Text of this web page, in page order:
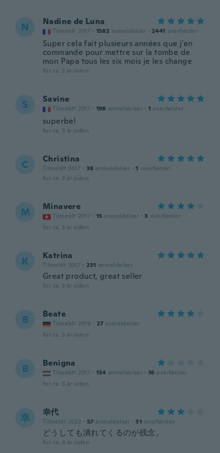
N Nadine de Luna
Tilmeldt 2017 · 1582 anmeldelser · 2441 overførsler
Super cela fait plusieurs années que j'en
commande pour mettre sur la tombe de
mon Papa tous les six mois je les change
for ca. 3 år siden
S Savine
Tilmeldt 2017 · 198 anmeldelser · 1 overførsler
superbe!
for ca. 3 år siden
C Christina
Tilmeldt 2017 · 38 anmeldelser · 1 overførsler
for ca. 3 år siden
M Minavere
Tilmeldt 2017 · 15 anmeldelser · 3 overførsler
for ca. 3 år siden
K Katrina
Tilmeldt 2017 · 231 anmeldelser
Great product, great seller
for ca. 3 år siden
B Beate
Tilmeldt 2019 · 27 anmeldelser
for ca. 3 år siden
B Benigna
Tilmeldt 2017 · 134 anmeldelser · 16 overførsler
for ca. 3 år siden
幸 幸代
Tilmeldt 2022 · 57 anmeldelser · 51 overførsler
どうしても潰れてくるのが残念。
for ca. 4 år siden